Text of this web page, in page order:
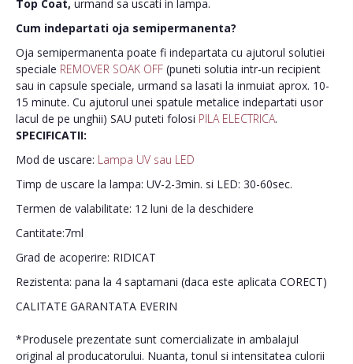
Top Coat, urmand sa uscati in lampa.
Cum indepartati oja semipermanenta?
Oja semipermanenta poate fi indepartata cu ajutorul solutiei
speciale REMOVER SOAK OFF (puneti solutia intr-un recipient
sau in capsule speciale, urmand sa lasati la inmuiat aprox. 10-
15 minute. Cu ajutorul unei spatule metalice indepartati usor
lacul de pe unghii) SAU puteti folosi PILA ELECTRICA.
SPECIFICATII:
Mod de uscare: Lampa UV sau LED
Timp de uscare la lampa: UV-2-3min. si LED: 30-60sec.
Termen de valabilitate: 12 luni de la deschidere
Cantitate:7ml
Grad de acoperire: RIDICAT
Rezistenta: pana la 4 saptamani (daca este aplicata CORECT)
CALITATE GARANTATA EVERIN
*Produsele prezentate sunt comercializate in ambalajul
original al producatorului. Nuanta, tonul si intensitatea culorii